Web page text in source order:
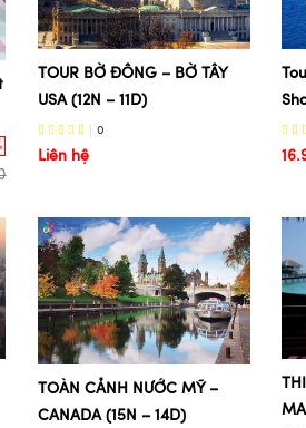
TOUR BỜ ĐÔNG – BỜ TÂY
USA (12N – 11D)
0
Liên hệ
TOÀN CẢNH NƯỚC MỸ –
CANADA (15N – 14D)